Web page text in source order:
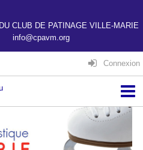
CLUB DE PATINAGE VILLE-MARIE
info@cpavm.org
Connexion